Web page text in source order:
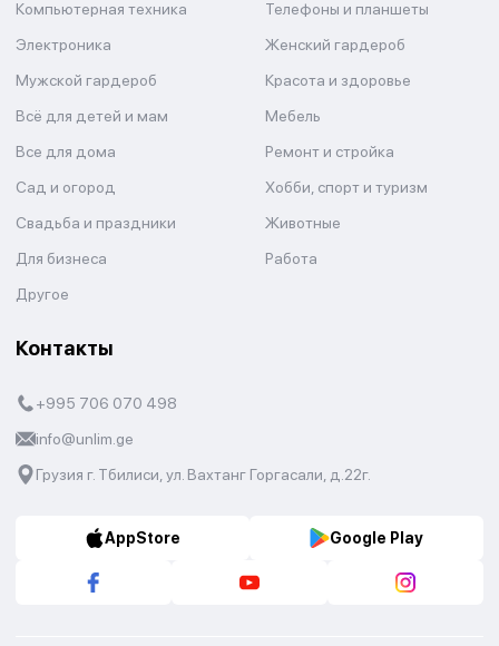
Компьютерная техника
Телефоны и планшеты
Электроника
Женский гардероб
Мужской гардероб
Красота и здоровье
Всё для детей и мам
Мебель
Все для дома
Ремонт и стройка
Сад и огород
Хобби, спорт и туризм
Свадьба и праздники
Животные
Для бизнеса
Работа
Другое
Контакты
+995 706 070 498
info@unlim.ge
Грузия г. Тбилиси, ул. Вахтанг Горгасали, д.22г.
AppStore Google Play